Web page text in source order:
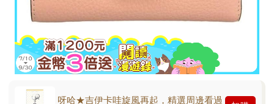
呀哈★吉伊卡哇旋風再起，精選周邊看過